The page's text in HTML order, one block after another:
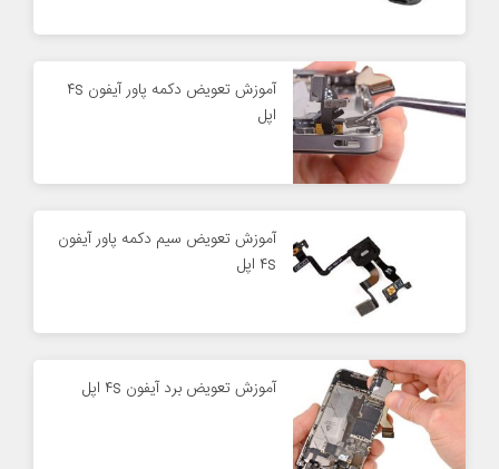
آموزش تعویض دکمه پاور آیفون ۴s
اپل
آموزش تعویض سیم دکمه پاور آیفون
۴s اپل
آموزش تعویض برد آیفون ۴s اپل